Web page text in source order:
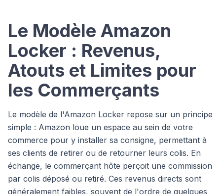
Le Modèle Amazon
Locker : Revenus,
Atouts et Limites pour
les Commerçants
Le modèle de l'Amazon Locker repose sur un principe
simple : Amazon loue un espace au sein de votre
commerce pour y installer sa consigne, permettant à
ses clients de retirer ou de retourner leurs colis. En
échange, le commerçant hôte perçoit une commission
par colis déposé ou retiré. Ces revenus directs sont
généralement faibles, souvent de l'ordre de quelques